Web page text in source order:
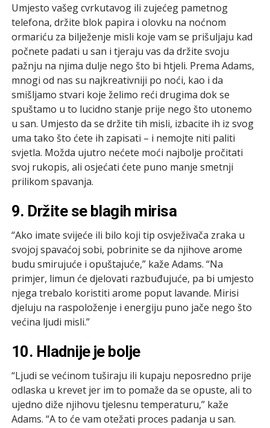
Umjesto vašeg cvrkutavog ili zujećeg pametnog
telefona, držite blok papira i olovku na noćnom
ormariću za bilježenje misli koje vam se prišuljaju kad
počnete padati u san i tjeraju vas da držite svoju
pažnju na njima dulje nego što bi htjeli. Prema Adams,
mnogi od nas su najkreativniji po noći, kao i da
smišljamo stvari koje želimo reći drugima dok se
spuštamo u to lucidno stanje prije nego što utonemo
u san. Umjesto da se držite tih misli, izbacite ih iz svog
uma tako što ćete ih zapisati – i nemojte niti paliti
svjetla. Možda ujutro nećete moći najbolje pročitati
svoj rukopis, ali osjećati ćete puno manje smetnji
prilikom spavanja.
9. Držite se blagih mirisa
“Ako imate svijeće ili bilo koji tip osvježivača zraka u
svojoj spavaćoj sobi, pobrinite se da njihove arome
budu smirujuće i opuštajuće,” kaže Adams. “Na
primjer, limun će djelovati razbuđujuće, pa bi umjesto
njega trebalo koristiti arome poput lavande. Mirisi
djeluju na raspoloženje i energiju puno jače nego što
većina ljudi misli.”
10. Hladnije je bolje
“Ljudi se većinom tuširaju ili kupaju neposredno prije
odlaska u krevet jer im to pomaže da se opuste, ali to
ujedno diže njihovu tjelesnu temperaturu,” kaže
Adams. “A to će vam otežati proces padanja u san.